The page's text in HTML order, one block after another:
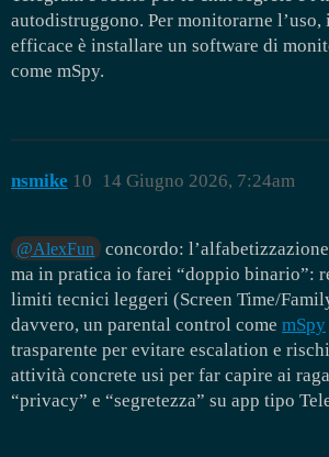
autodistruggono. Per monitorarne
efficace è installare un software di
come mSpy.
nsmike 14 Giugno 2026, 7:24am
10
@AlexFun concordo:
ma in pratica io farei “doppio binario”:
limiti tecnici leggeri (Screen Time/
davvero, un parental control come mSpy
trasparente per evitare escalation e
attività concrete usi per far capire ai
“privacy” e “segretezza” su app tipo